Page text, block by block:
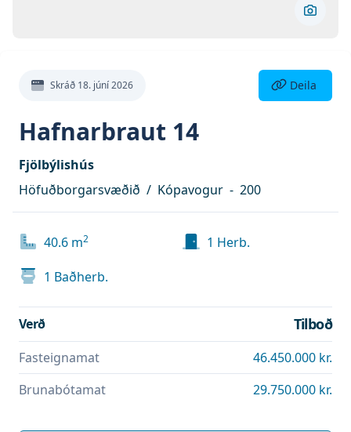
Skoða
Skráð 18. júní 2026 Deila eign
Deila
Hafnarbraut 14
Fjölbýlishús
Höfuðborgarsvæðið / Kópavogur - 200
40.6 m2 1 Herb.
1 Baðherb.
Verð Tilboð
Fasteignamat
46.450.000 kr.
Brunabótamat
29.750.000 kr.